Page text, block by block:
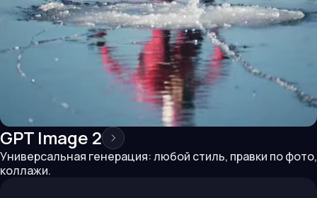
GPT Image 2
Универсальная генерация: любой стиль, правки по фото,
коллажи.